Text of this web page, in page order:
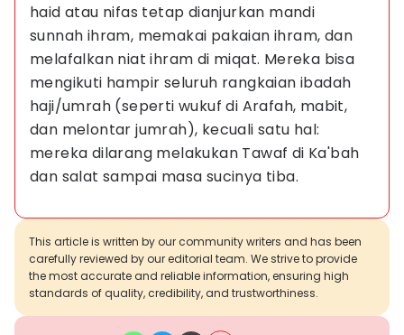
haid atau nifas tetap dianjurkan mandi
sunnah ihram, memakai pakaian ihram, dan
melafalkan niat ihram di miqat. Mereka bisa
mengikuti hampir seluruh rangkaian ibadah
haji/umrah (seperti wukuf di Arafah, mabit,
dan melontar jumrah), kecuali satu hal:
mereka dilarang melakukan Tawaf di Ka'bah
dan salat sampai masa sucinya tiba.
This article is written by our community writers and has been
carefully reviewed by our editorial team. We strive to provide
the most accurate and reliable information, ensuring high
standards of quality, credibility, and trustworthiness.